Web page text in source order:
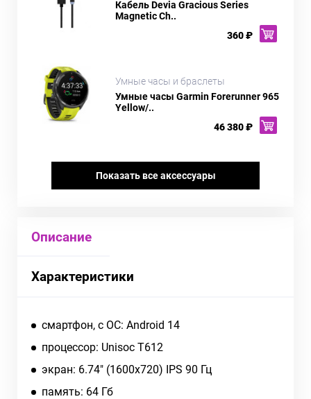
Кабель Devia Gracious Series
Magnetic Ch..
360 ₽
Умные часы и браслеты
Умные часы Garmin Forerunner 965
Yellow/..
46 380 ₽
Показать все аксессуары
Описание
Характеристики
смартфон, c ОС: Android 14
процессор: Unisoc T612
экран: 6.74" (1600x720) IPS 90 Гц
память: 64 Гб